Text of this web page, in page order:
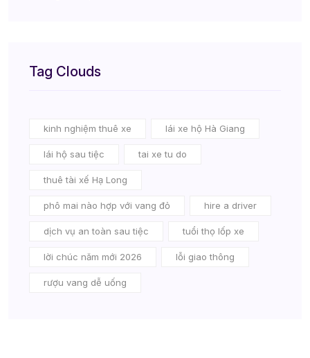
Tag Clouds
kinh nghiệm thuê xe lái xe hộ Hà Giang
lái hộ sau tiệc tai xe tu do
thuê tài xế Hạ Long
phô mai nào hợp với vang đỏ hire a driver
dịch vụ an toàn sau tiệc tuổi thọ lốp xe
lời chúc năm mới 2026 lỗi giao thông
rượu vang dễ uống